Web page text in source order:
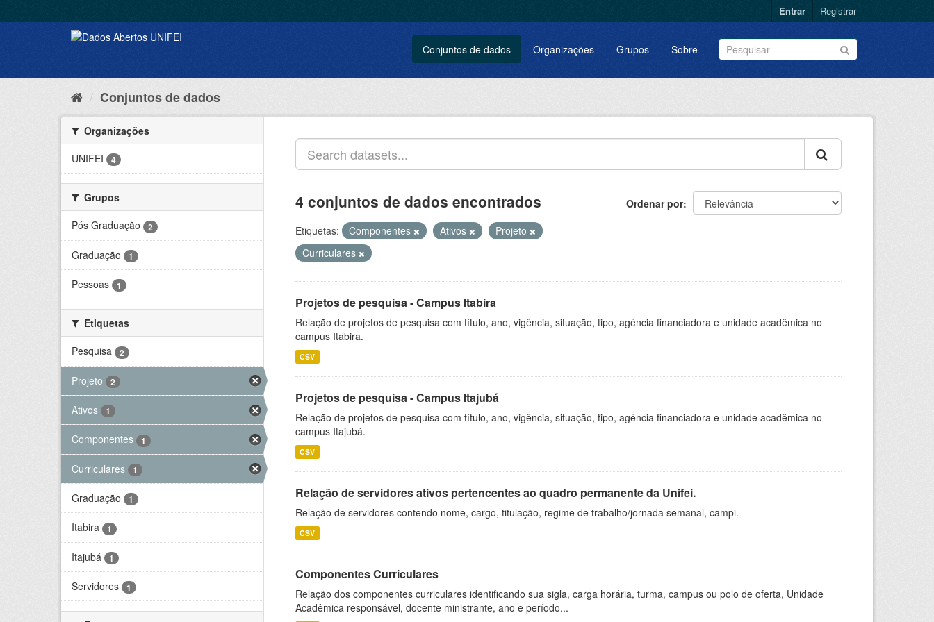
Entrar Registrar
Conjuntos de dados Organizações Grupos Sobre
Conjuntos de dados
Organizações
UNIFEI
4
Grupos
Pós Graduação
2
Graduação 1
Pessoas 1
Etiquetas
Pesquisa
2
Projeto 2
Ativos 1
Componentes 1
Curriculares 1
Graduação 1
Itabira 1
Itajubá 1
Servidores 1
Ordenar por
4 conjuntos de dados encontrados
Etiquetas: Componentes Ativos
Projeto
Curriculares
Projetos de pesquisa - Campus Itabira
Relação de projetos de pesquisa com título, ano, vigência, situação, tipo, agência financiadora e unidade acadêmica no
campus Itabira.
CSV
Projetos de pesquisa - Campus Itajubá
Relação de projetos de pesquisa com título, ano, vigência, situação, tipo, agência financiadora e unidade acadêmica no
campus Itajubá.
CSV
Relação de servidores ativos pertencentes ao quadro permanente da Unifei.
Relação de servidores contendo nome, cargo, titulação, regime de trabalho/jornada semanal, campi.
CSV
Componentes Curriculares
Relação dos componentes curriculares identificando sua sigla, carga horária, turma, campus ou polo de oferta, Unidade
Acadêmica responsável, docente ministrante, ano e período...